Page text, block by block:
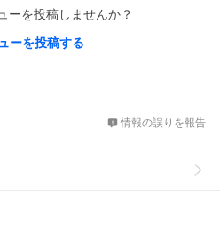
ーを投稿しませんか？
ーを投稿する
情報の誤りを報告